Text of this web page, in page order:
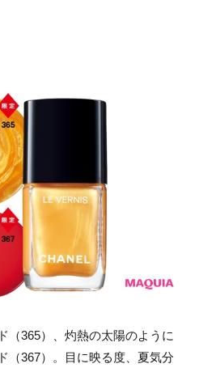
（365）、灼熱の太陽のように
（367）。目に映る度、夏気分